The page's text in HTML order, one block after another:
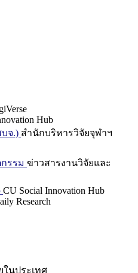
Hub
จ.) สำนักบริหารวิจัยจุฬาฯ
รรม ข่าวสารงานวิจัยและ
CU Social Innovation Hub
Research
ในประเทศ